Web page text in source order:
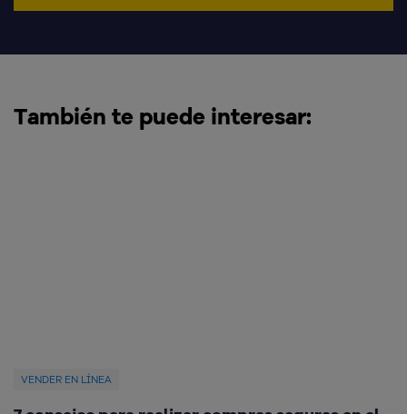
También te puede interesar:
VENDER EN LÍNEA